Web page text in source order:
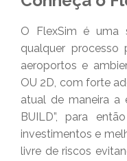
O FlexSim é uma
qualquer processo
aeroportos e
OU 2D, com forte
atual de maneira a
BUILD”, para
investimentos e
livre de riscos